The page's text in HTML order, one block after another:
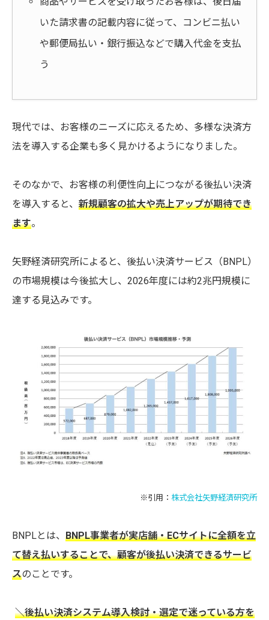
いた請求書の記載内容に従って、コンビニ払い
や郵便局払い・銀行振込などで購入代金を支払
う
現代では、お客様のニーズに応えるため、多様な決済方
法を導入する企業も多く見かけるようになりました。
そのなかで、お客様の利便性向上につながる後払い決済
を導入すると、 新規顧客の拡大や売上アップが期待でき
ます。
矢野経済研究所によると、後払い決済サービス（BNPL）
の市場規模は今後拡大し、2026年度には約2兆円規模に
達する見込みです。
※引用： 株式会社矢野経済研究所
BNPLとは、 BNPL事業者が実店舗・ECサイトに全額を立
て替え払いすることで、顧客が後払い決済できるサービ
スのことです。
＼後払い決済システム導入検討・選定で迷っている方を